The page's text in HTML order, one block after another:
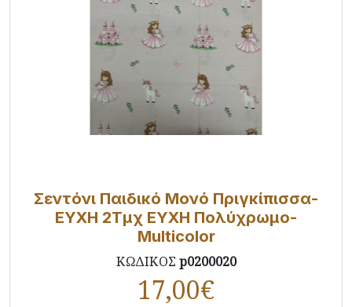
Σεντόνι Παιδικό Μονό Πριγκίπισσα-
ΕΥΧΗ 2Τμχ ΕΥΧΗ Πολύχρωμο-
Multicolor
ΚΩΔΙΚΟΣ p0200020
17,00€